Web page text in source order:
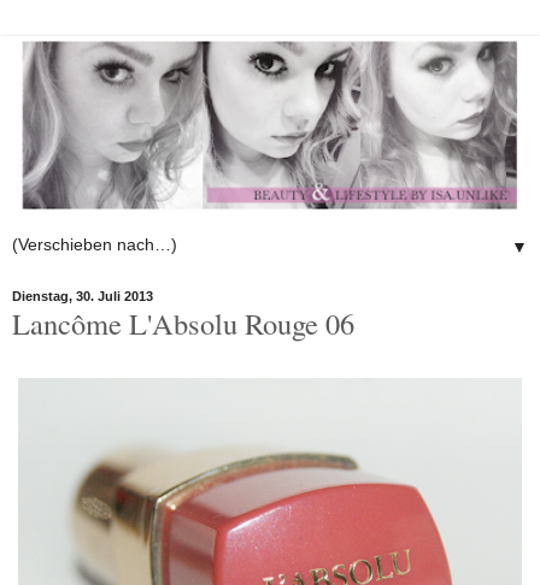
▼
Dienstag, 30. Juli 2013
Lancôme L'Absolu Rouge 06